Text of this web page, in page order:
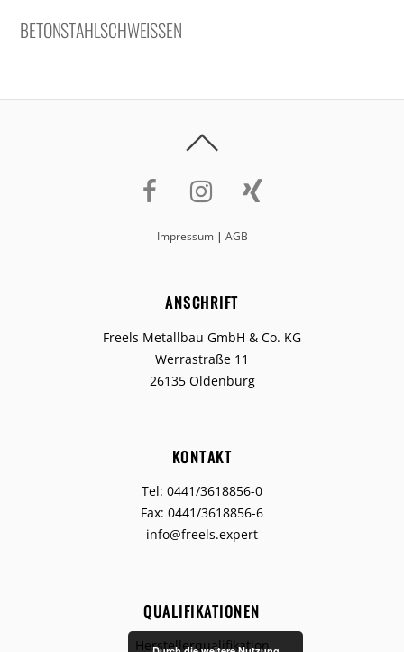
BETONSTAHLSCHWEISSEN
Impressum| AGB
ANSCHRIFT
Freels Metallbau GmbH & Co. KG
Werrastraße 11
26135 Oldenburg
KONTAKT
Tel: 0441/3618856-0
Fax: 0441/3618856-6
info@freels.expert
QUALIFIKATIONEN
Herstellerqualifikation